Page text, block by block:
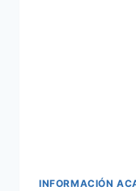
INFORMACIÓN